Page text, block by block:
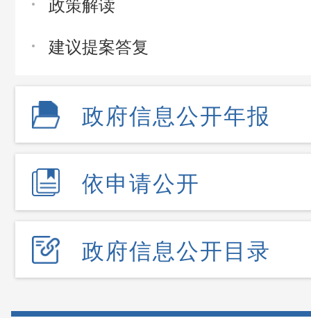
建议提案答复
政府信息公开年报
依申请公开
政府信息公开目录